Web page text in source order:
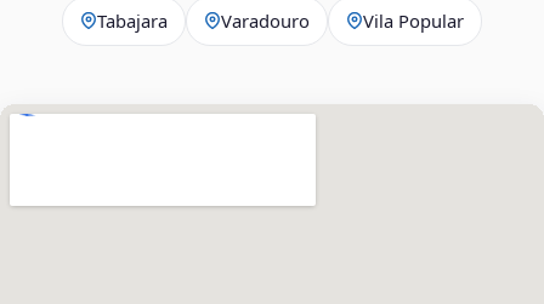
Tabajara Varadouro Vila Popular